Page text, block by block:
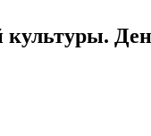
культуры.